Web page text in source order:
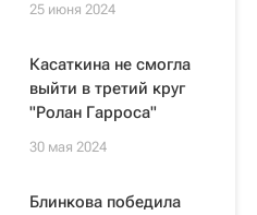
25 июня 2024
Касаткина не смогла
выйти в третий круг
"Ролан Гарроса"
30 мая 2024
Блинкова победила